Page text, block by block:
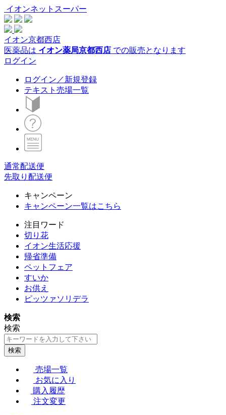
イオンネットスーパー
イオン京都西店
医薬品は イオン薬局京都西店 での販売となります
ログイン
ログイン／新規登録
テキスト売場一覧
通常配送便
先取り配送便
キャンペーン
キャンペーン一覧はこちら
注目ワード
切り花
イオン生活応援
帰省準備
ペットフェア
すいか
お供え
ピッツァソリデラ
検索
検索
検索
売場一覧
お気に入り
購入履歴
注文変更